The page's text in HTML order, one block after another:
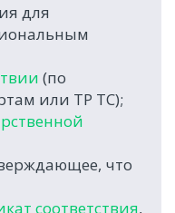
для
(по
или ТР ТС);
что
соответствия,